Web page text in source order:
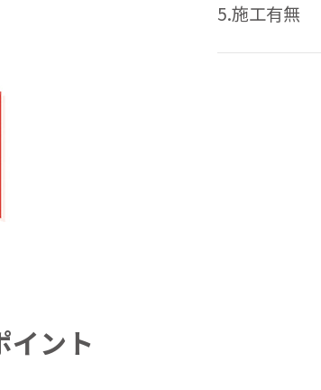
5.施工有無
イント